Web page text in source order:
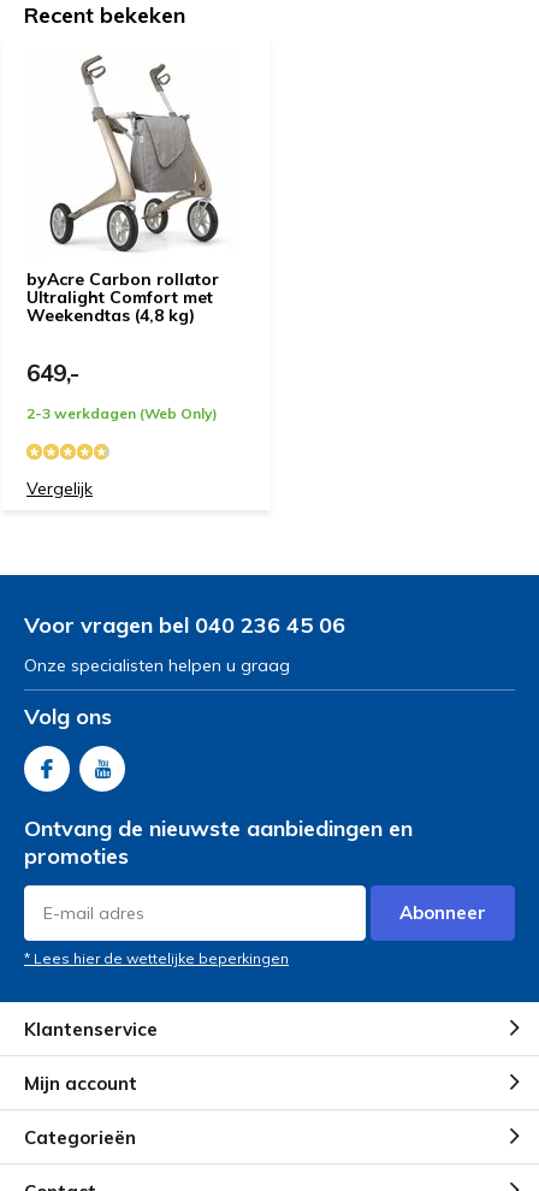
5 / 5
Prima rollator licht in gewicht en uitstekend
bestuurbaar. Een aankoop die aanbevelenswaardig is.
DoorThijs van den Broek
5 / 5
sterren waart .
Door
5 / 5
niet gebruiken.Wilt u later bv.over twee maanden
maanden nog eens vragen dan hoop ik het te kunnen
5 / 5
Ideaal om in de auto mee te nemen !
achterbak van de auto te tillen. Ben er bijzonder blij
mee. Hierdoor kan ik weer auto rijden .
- 12-08-2022 11:33
4 / 5
Superlicht, handig over drempels heen, wendbaar. Ben
er blij mee.
DoorJ. Verhage- 20-05-2022 13:35
Het is een fantastische rollator. Licht van gewicht en
Recent bekeken
byAcre Carbon rollator
Ultralight Comfort met
Weekendtas (4,8 kg)
649,-
2-3 werkdagen (Web Only)
Vergelijk
Voor vragen bel 040 236 45 06
Onze specialisten helpen u graag
Volg ons
Ontvang de nieuwste aanbiedingen en
promoties
Abonneer
* Lees hier de wettelijke beperkingen
Klantenservice
Mijn account
Categorieën